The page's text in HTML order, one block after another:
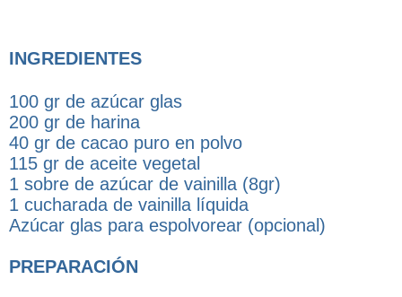
INGREDIENTES
100 gr de azúcar glas
200 gr de harina
40 gr de cacao puro en polvo
115 gr de aceite vegetal
1 sobre de azúcar de vainilla (8gr)
1 cucharada de vainilla líquida
Azúcar glas para espolvorear (opcional)
PREPARACIÓN